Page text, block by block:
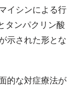
イシンによる行
タンパクリン酸
示された形とな
的な対症療法が